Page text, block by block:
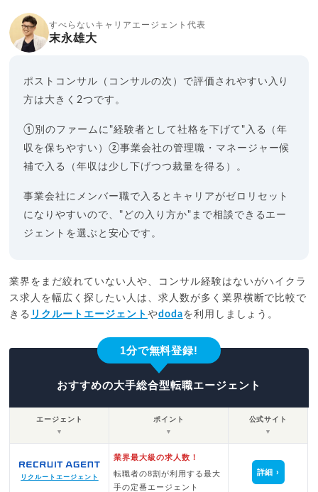
すべらないキャリアエージェント代表
末永雄大
ポストコンサル（コンサルの次）で評価されやすい入り
方は大きく2つです。
①別のファームに"経験者として社格を下げて"入る（年
収を保ちやすい）②事業会社の管理職・マネージャー候
補で入る（年収は少し下げつつ裁量を得る）。
事業会社にメンバー職で入るとキャリアがゼロリセット
になりやすいので、"どの入り方か"まで相談できるエー
ジェントを選ぶと安心です。
業界をまだ絞れていない人や、コンサル経験はないがハイクラ
ス求人を幅広く探したい人は、求人数が多く業界横断で比較で
きる リクルートエージェント やdodaを利用しましょう。
1分で無料登録!
おすすめの大手総合型転職エージェント
エージェント
▼
ポイント
▼
公式サイト
▼
リクルートエージェント
業界最大級の求人数！
転職者の8割が利用する最大
手の定番エージェント
詳細